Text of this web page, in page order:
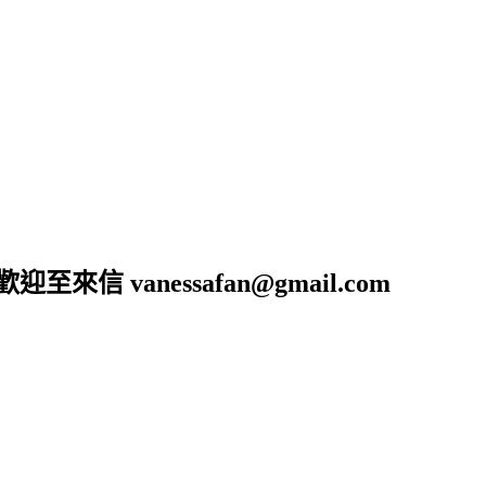
至來信 vanessafan@gmail.com